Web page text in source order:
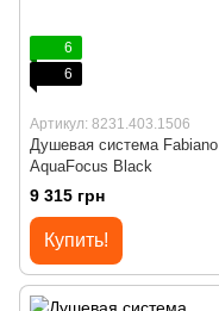
6
6
Артикул: 8231.403.1506
Душевая система Fabiano
AquaFocus Black
9 315 грн
Купить!